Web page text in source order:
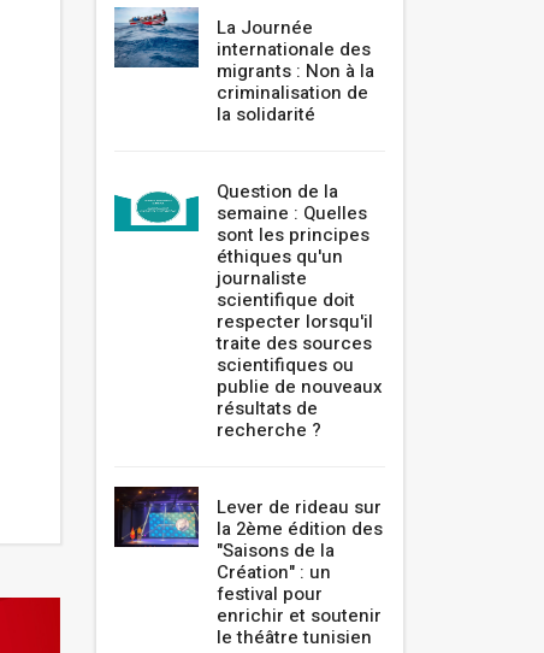
La Journée
internationale des
migrants : Non à la
criminalisation de
la solidarité
Question de la
semaine : Quelles
sont les principes
éthiques qu'un
journaliste
scientifique doit
respecter lorsqu'il
traite des sources
scientifiques ou
publie de nouveaux
résultats de
recherche ?
Lever de rideau sur
la 2ème édition des
"Saisons de la
Création" : un
festival pour
enrichir et soutenir
le théâtre tunisien